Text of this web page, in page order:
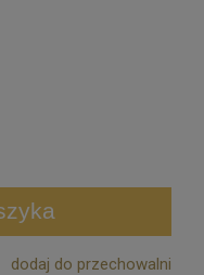
dodaj do przechowalni